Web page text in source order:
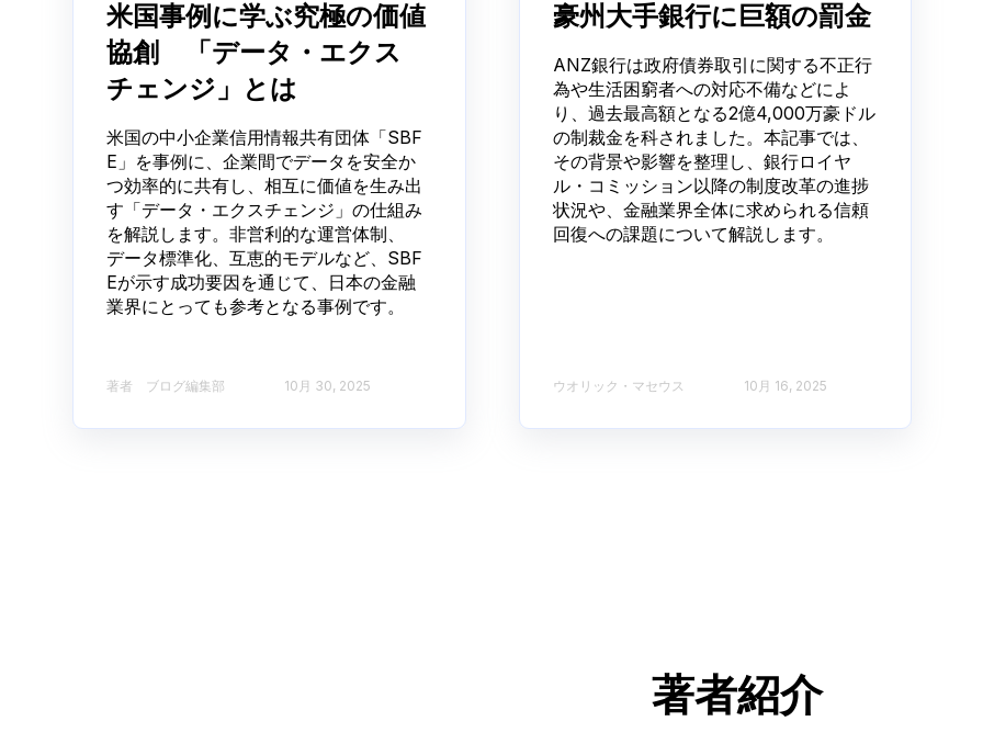
米国事例に学ぶ究極の価値
協創 「データ・エクス
チェンジ」とは
米国の中小企業信用情報共有団体「SBF
E」を事例に、企業間でデータを安全か
つ効率的に共有し、相互に価値を生み出
す「データ・エクスチェンジ」の仕組み
を解説します。非営利的な運営体制、
データ標準化、互恵的モデルなど、SBF
Eが示す成功要因を通じて、日本の金融
業界にとっても参考となる事例です。
著者 ブログ編集部​ 10月 30, 2025
豪州大手銀行に巨額の罰金
ANZ銀行は政府債券取引に関する不正行
為や生活困窮者への対応不備などによ
り、過去最高額となる2億4,000万豪ドル
の制裁金を科されました。本記事では、
その背景や影響を整理し、銀行ロイヤ
ル・コミッション以降の制度改革の進捗
状況や、金融業界全体に求められる信頼
回復への課題について解説します。
ウオリック・マセウス 10月 16, 2025
著者紹介